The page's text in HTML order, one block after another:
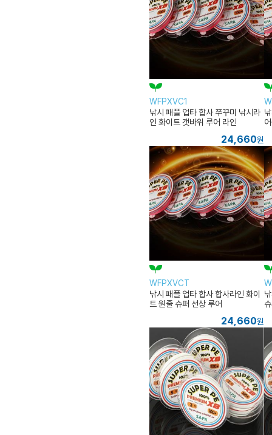
WFPXVC1
낚시 패플 업타 합사 쭈꾸미 낚시라
인 화이트 갯바위 루어 라인
24,660원
WFPXVCT
낚시 패플 업타 합사 합사라인 화이
트 원줄 슈퍼 선상 루어
24,660원